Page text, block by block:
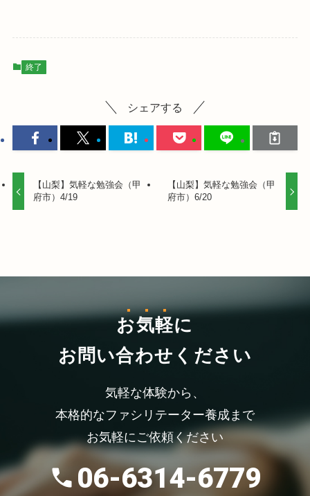
終了
シェアする
【山梨】気軽な勉強会（甲
府市）4/19
【山梨】気軽な勉強会（甲
府市）6/20
お気軽に
お問い合わせください
気軽な体験から、
本格的なファシリテーター養成まで
お気軽にご依頼ください
06-6314-6779